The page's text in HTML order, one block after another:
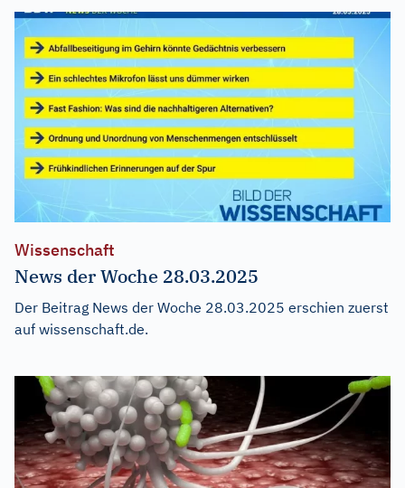
Wissenschaft
News der Woche 28.03.2025
Der Beitrag News der Woche 28.03.2025 erschien zuerst
auf wissenschaft.de.